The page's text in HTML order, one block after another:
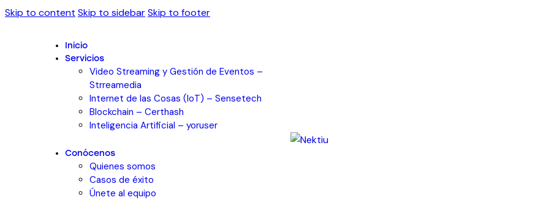
Skip to content Skip to sidebarSkip to footer
Inicio
Servicios
Video Streaming y Gestión de Eventos –
Strreamedia
Internet de las Cosas (IoT) – Sensetech
Blockchain – Certhash
Inteligencia Artificial – yoruser
Conócenos
Quienes somos
Casos de éxito
Únete al equipo